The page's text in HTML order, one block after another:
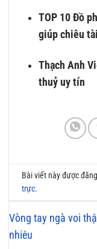
TOP 10 Đồ
giúp chiêu
Thạch Anh
thuỷ uy tín
Bài viết này được
trực.
Vòng tay ngà voi
nhiêu